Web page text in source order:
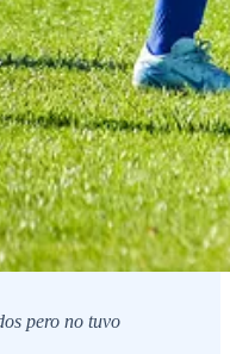
pero no tuvo